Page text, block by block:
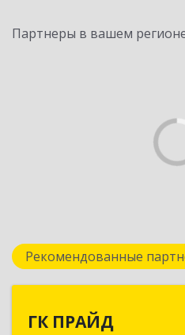
Партнеры в вашем
Рекомендованные
ГК ПРАЙД